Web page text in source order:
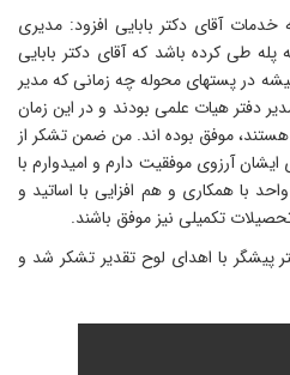
آقای دکتر بابایی افزود: مدیری
کرده باشد که آقای دکتر بابایی
پستهای محوله چه زمانی که مدیر
هیات علمی بودند و در این زمان
موفق بوده اند. من ضمن تشکر از
آرزوی موفقیت دارم و امیدوارم با
همکاری و هم افزایی با اساتید و
تکمیلی نیز موفق باشند.
با اهدای لوح تقدیر تشکر شد و